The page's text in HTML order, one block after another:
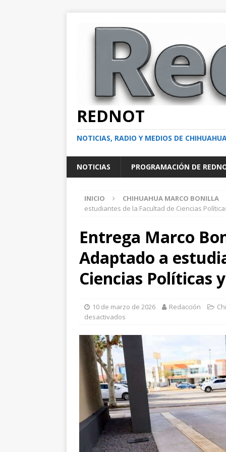
REDNOT
NOTICIAS, RADIO Y MEDIOS DE
NOTICIAS PROGRAMACIÓN DE
INICIO CHIHUAHUA MARCO BONILLA
estudiantes de la Facultad de Ciencias
Entrega Marco
Adaptado a
Ciencias Políticas
10 de marzo de 2026 Redacción
desactivados